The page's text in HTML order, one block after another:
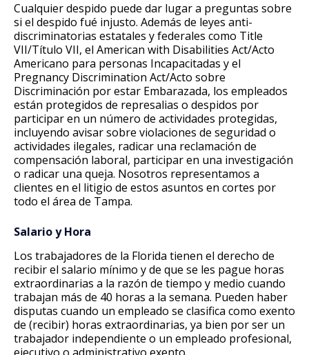
Cualquier despido puede dar lugar a preguntas sobre
si el despido fué injusto. Además de leyes anti-
discriminatorias estatales y federales como Title
VII/Título VII, el American with Disabilities Act/Acto
Americano para personas Incapacitadas y el
Pregnancy Discrimination Act/Acto sobre
Discriminación por estar Embarazada, los empleados
están protegidos de represalias o despidos por
participar en un número de actividades protegidas,
incluyendo avisar sobre violaciones de seguridad o
actividades ilegales, radicar una reclamación de
compensación laboral, participar en una investigación
o radicar una queja. Nosotros representamos a
clientes en el litigio de estos asuntos en cortes por
todo el área de Tampa.
Salario y Hora
Los trabajadores de la Florida tienen el derecho de
recibir el salario mínimo y de que se les pague horas
extraordinarias a la razón de tiempo y medio cuando
trabajan más de 40 horas a la semana. Pueden haber
disputas cuando un empleado se clasifica como exento
de (recibir) horas extraordinarias, ya bien por ser un
trabajador independiente o un empleado profesional,